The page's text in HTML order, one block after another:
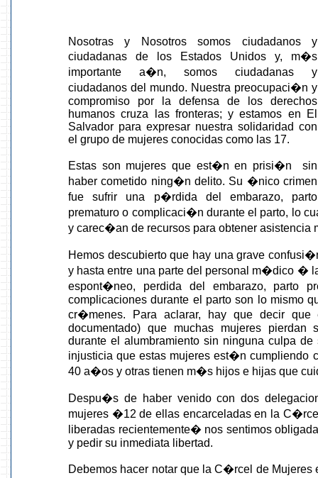
Nosotras y Nosotros somos ciudadanos y
ciudadanas de los Estados Unidos y, m�s
importante a�n, somos ciudadanas y
ciudadanos del mundo. Nuestra preocupaci�n y
compromiso por la defensa de los derechos
humanos cruza las fronteras; y estamos en El
Salvador para expresar nuestra solidaridad con
el grupo de mujeres conocidas como las 17.
Estas son mujeres que est�n en prisi�n sin
haber cometido ning�n delito. Su �nico crimen
fue sufrir una p�rdida del embarazo, parto
prematuro o complicaci�n durante el parto, lo
y carec�an de recursos para obtener
Hemos descubierto que hay una grave
y hasta entre una parte del personal m�dico �
espont�neo, perdida del embarazo, parto
complicaciones durante el parto son lo mismo
cr�menes. Para aclarar, hay que decir
documentado) que muchas mujeres pierdan
durante el alumbramiento sin ninguna culpa
injusticia que estas mujeres est�n cumpliendo
40 a�os y otras tienen m�s hijos e hijas que
Despu�s de haber venido con dos
mujeres �12 de ellas encarceladas en la
liberadas recientemente� nos sentimos
y pedir su inmediata libertad.
Debemos hacer notar que la C�rcel de Mujeres